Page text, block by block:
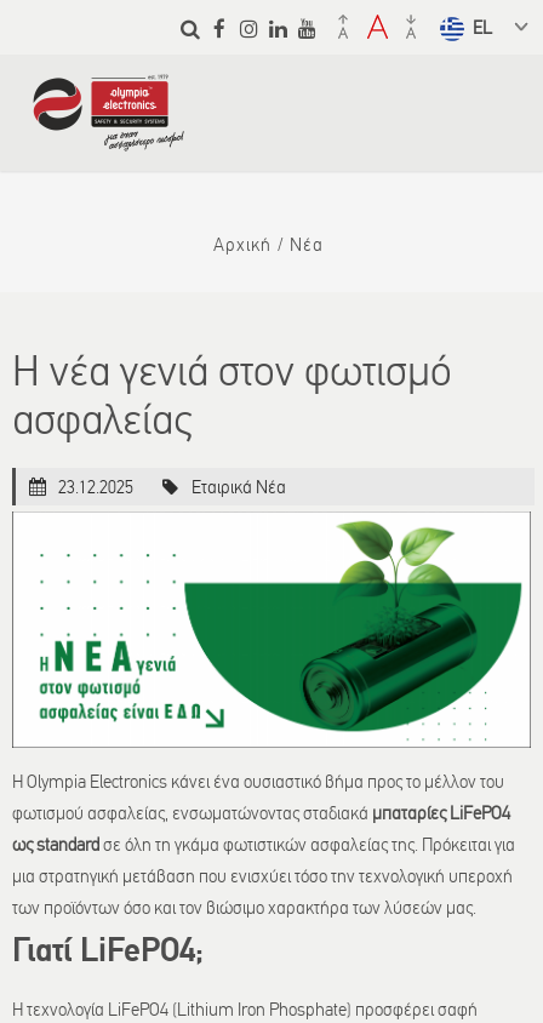
Παράκαμψη
προς το
Αρχική Νέα
Η νέα γενιά στον φωτισμό
ασφαλείας
23.12.2025 Εταιρικά Νέα
Η Olympia Electronics κάνει ένα ουσιαστικό βήμα προς το μέλλον του
φωτισμού ασφαλείας, ενσωματώνοντας σταδιακά μπαταρίες LiFePO4
ως standardσε όλη τη γκάμα φωτιστικών ασφαλείας της. Πρόκειται για
μια στρατηγική μετάβαση που ενισχύει τόσο την τεχνολογική υπεροχή
των προϊόντων όσο και τον βιώσιμο χαρακτήρα των λύσεών μας.
Γιατί LiFePO4;
Η τεχνολογία LiFePO4 (Lithium Iron Phosphate) προσφέρει σαφή